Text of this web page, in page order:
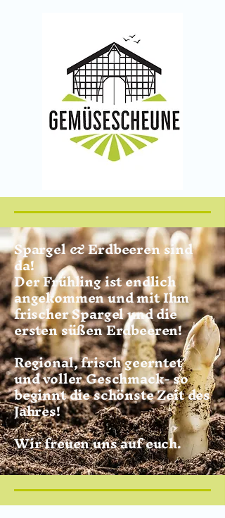
Spargel & Erdbeeren sind
da!
Der Frühling ist endlich
angekommen und mit Ihm
frischer Spargel und die
ersten süßen Erdbeeren!
Regional, frisch geerntet
und voller Geschmack- so
beginnt die schönste Zeit des
Jahres!
Wir freuen uns auf euch.